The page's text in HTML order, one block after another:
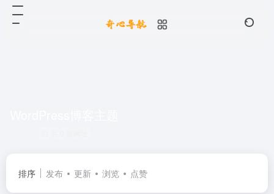
排序 发布 更新 浏览 点赞